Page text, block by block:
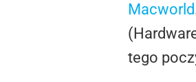
Macworld
tego